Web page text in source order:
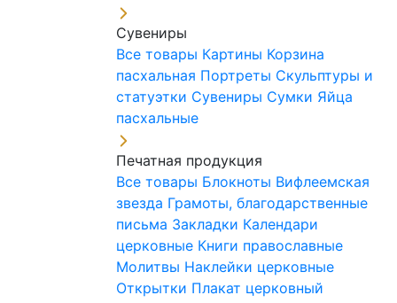
Сувениры
Все товары Картины Корзина
пасхальная Портреты Скульптуры и
статуэтки Сувениры Сумки Яйца
пасхальные
Печатная продукция
Все товары Блокноты Вифлеемская
звезда Грамоты, благодарственные
письма Закладки Календари
церковные Книги православные
Молитвы Наклейки церковные
Открытки Плакат церковный